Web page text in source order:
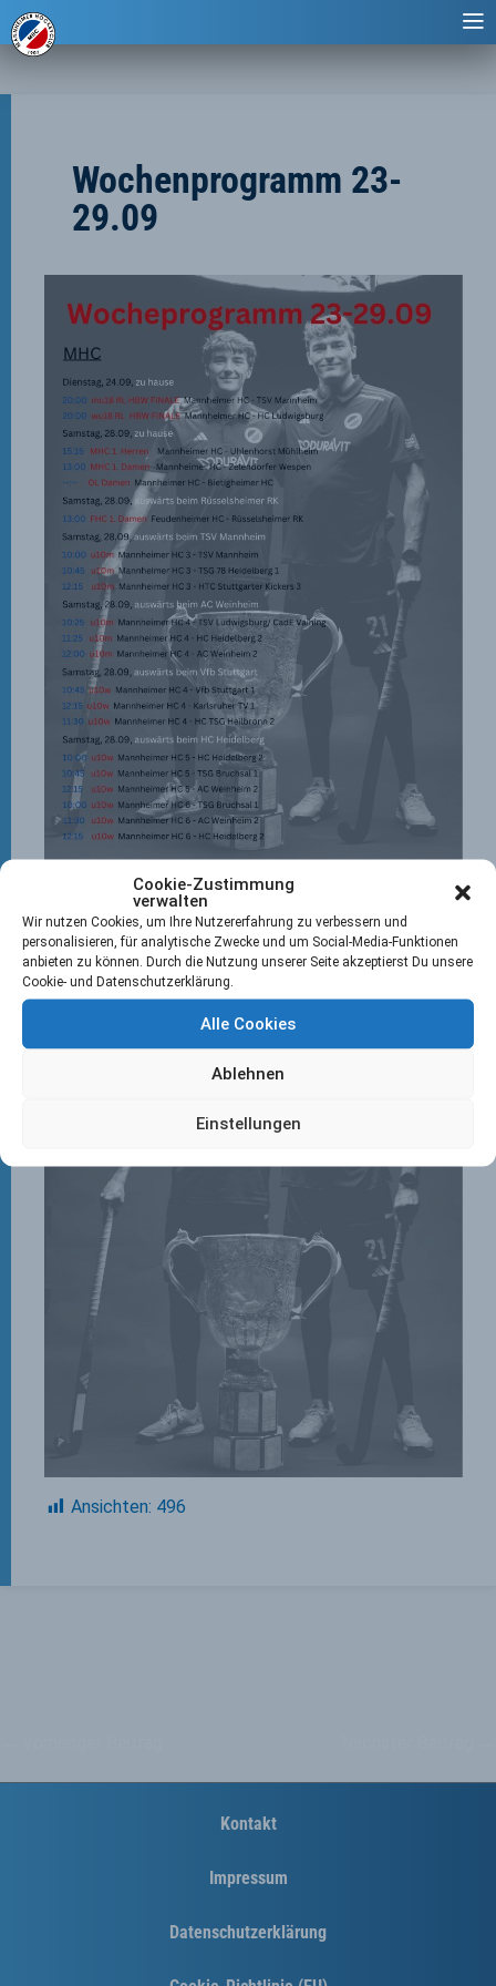
Cookie-Zustimmung
verwalten
Wir nutzen Cookies, um Ihre Nutzererfahrung zu verbessern und
personalisieren, für analytische Zwecke und um Social-Media-Funktionen
anbieten zu können. Durch die Nutzung unserer Seite akzeptierst Du unsere
Cookie- und Datenschutzerklärung.
Alle Cookies
Ablehnen
Einstellungen
Wochenprogramm 23-
29.09
Ansichten: 496
Kontakt
Impressum
Datenschutzerklärung